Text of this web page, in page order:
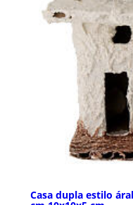
Casa dupla estilo